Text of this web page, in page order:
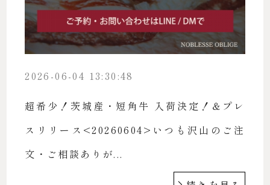
2026-06-04 13:30:48
超希少！茨城産・短角牛 入荷決定！＆プレ
スリリース<20260604>いつも沢山のご注
文・ご相談ありが...